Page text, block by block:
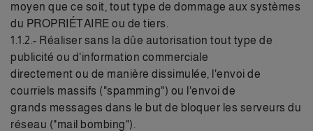
moyen que ce soit, tout type de dommage aux systèmes
du PROPRIÉTAIRE ou de tiers.
1.1.2.- Réaliser sans la dûe autorisation tout type de
publicité ou d'information commerciale
directement ou de manière dissimulée, l'envoi de
courriels massifs ("spamming") ou l'envoi de
grands messages dans le but de bloquer les serveurs du
réseau ("mail bombing").